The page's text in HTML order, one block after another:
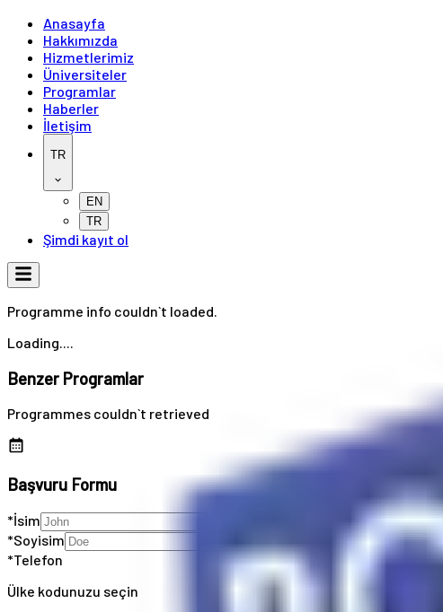
Anasayfa
Hakkımızda
Hizmetlerimiz
Üniversiteler
Programlar
Haberler
İletişim
TR
EN
TR
Şimdi kayıt ol
Programme info couldn`t loaded.
Loading....
Benzer Programlar
Programmes couldn`t retrieved
Başvuru Formu
*İsim
*Soyisim
*Telefon
Ülke kodunuzu seçin